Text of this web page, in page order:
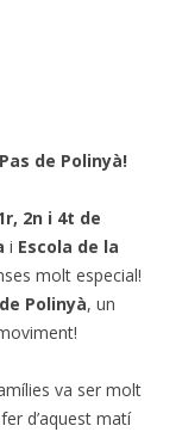
de Polinyà!
2n i 4t de
i Escola de la
molt especial!
Polinyà, un
va ser molt
d’aquest matí